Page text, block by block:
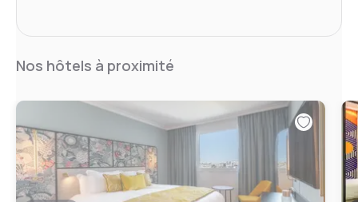
Nos hôtels à proximité